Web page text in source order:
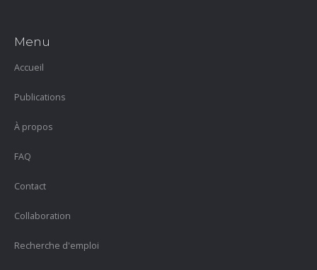
Menu
Accueil
Publications
À propos
FAQ
Contact
Collaboration
Recherche d'emploi